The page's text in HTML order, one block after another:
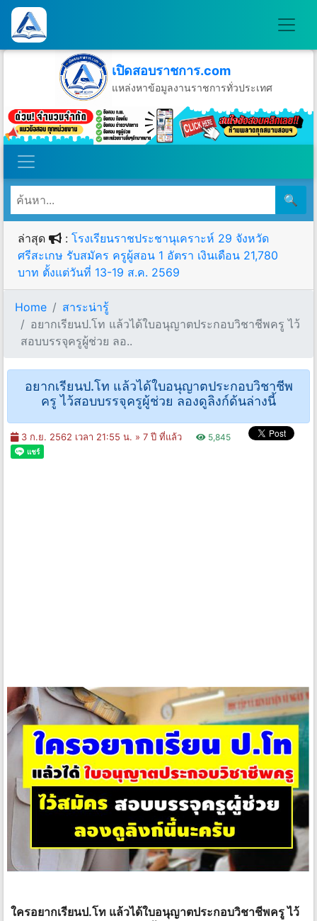
เปิดสอบราชการ.com
แหล่งหาข้อมูลงานราชการทั่วประเทศ
วันอาทิตย์ที่ 9 เดือนสิงหาคม พ.ศ.2569
🔍
ล่าสุด : โรงเรียนราชประชานุเคราะห์ 29 จังหวัด
ศรีสะเกษ รับสมัคร ครูผู้สอน 1 อัตรา เงินเดือน 21,780
บาท ตั้งแต่วันที่ 13-19 ส.ค. 2569
Home
สาระน่ารู้
อยากเรียนป.โท แล้วได้ใบอนุญาตประกอบวิชาชีพครู ไว้
สอบบรรจุครูผู้ช่วย ลอ..
อยากเรียนป.โท แล้วได้ใบอนุญาตประกอบวิชาชีพ
ครู ไว้สอบบรรจุครูผู้ช่วย ลองดูลิงก์ด้นล่างนี้
3 ก.ย. 2562 เวลา 21:55 น. » 7 ปี ที่แล้ว 5,845
ใครอยากเรียนป.โท แล้วได้ใบอนุญาตประกอบวิชาชีพครู ไว้